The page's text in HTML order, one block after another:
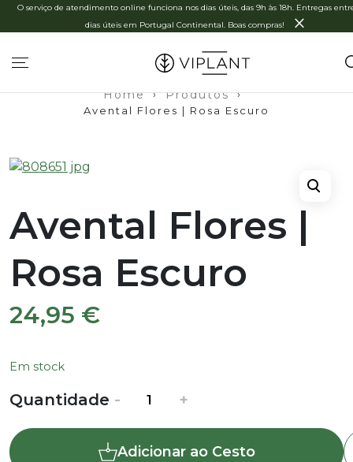
O serviço de atendimento online funciona nos dias úteis, das 9h às 18h. Entregas
dias úteis em Portugal Continental. Boas compras!
×
Home › Produtos
›
Avental Flores | Rosa Escuro
Avental Flores |
Rosa Escuro
24,95 €
Em stock
Quantidade
Quantidade
Avental
Flores
- +
Adicionar ao Cesto